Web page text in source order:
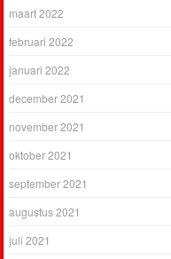
maart 2022
februari 2022
januari 2022
december 2021
november 2021
oktober 2021
september 2021
augustus 2021
juli 2021